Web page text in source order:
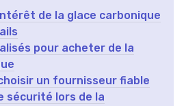
de la glace carbonique
pour acheter de la
un fournisseur fiable
sécurité lors de la